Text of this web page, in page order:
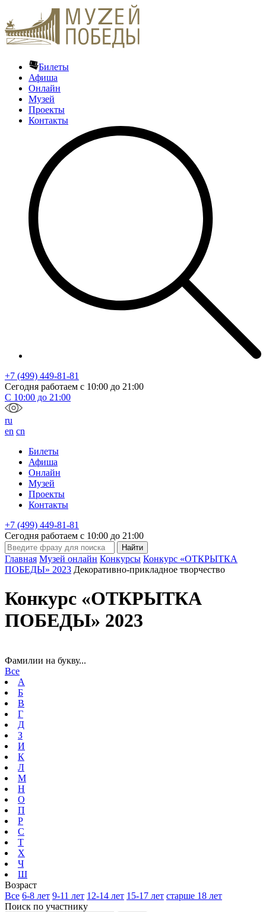
Билеты
Афиша
Онлайн
Музей
Проекты
Контакты
+7 (499) 449-81-81
Сегодня работаем с 10:00 до 21:00
С 10:00 до 21:00
ru
en cn
Билеты
Афиша
Онлайн
Музей
Проекты
Контакты
+7 (499) 449-81-81
Сегодня работаем с 10:00 до 21:00
Главная Музей онлайн Конкурсы Конкурс «ОТКРЫТКА
ПОБЕДЫ» 2023 Декоративно-прикладное творчество
Конкурс «ОТКРЫТКА
ПОБЕДЫ» 2023
Фамилии на букву...
Все
А
Б
В
Г
Д
З
И
К
Л
М
Н
О
П
Р
С
Т
Х
Ч
Ш
Возраст
Все 6-8 лет 9-11 лет 12-14 лет 15-17 лет старше 18 лет
Поиск по участнику